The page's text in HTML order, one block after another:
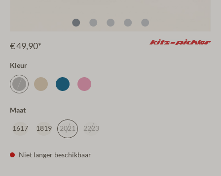
€ 49,90*
Kleur
Maat
1617 1819 2021 2223
Niet langer beschikbaar